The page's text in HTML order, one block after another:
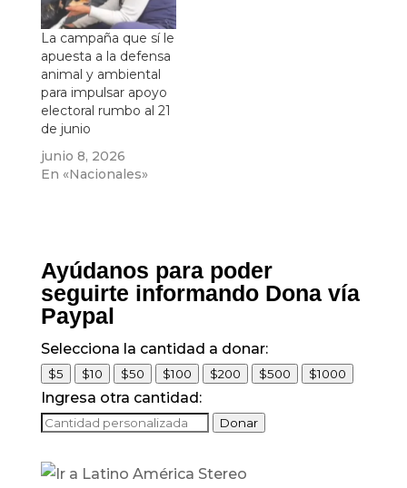
La campaña que sí le
apuesta a la defensa
animal y ambiental
para impulsar apoyo
electoral rumbo al 21
de junio
junio 8, 2026
En «Nacionales»
Ayúdanos para poder
seguirte informando Dona vía
Paypal
Selecciona la cantidad a donar:
$5 $10 $50 $100 $200 $500 $1000
Ingresa otra cantidad:
Donar